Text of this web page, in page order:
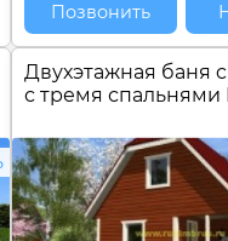
Позвонить
Двухэтажная баня
с тремя